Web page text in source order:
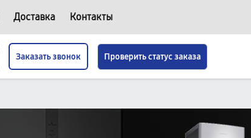
Доставка Контакты
Заказать звонок Проверить статус заказа